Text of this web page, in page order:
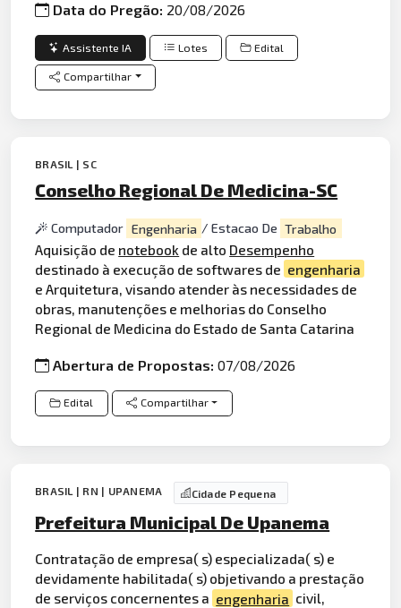
Data do Pregão: 20/08/2026
Assistente IA Lotes Edital
Compartilhar
BRASIL | SC
Conselho Regional De Medicina-SC
Computador Engenharia / Estacao De Trabalho
Aquisição de notebook de alto Desempenho
destinado à execução de softwares de engenharia
e Arquitetura, visando atender às necessidades de
obras, manutenções e melhorias do Conselho
Regional de Medicina do Estado de Santa Catarina
Abertura de Propostas:07/08/2026
Edital Compartilhar
BRASIL | RN | UPANEMA Cidade Pequena
Prefeitura Municipal De Upanema
Contratação de empresa( s) especializada( s) e
devidamente habilitada( s) objetivando a prestação
de serviços concernentes a engenharia civil,